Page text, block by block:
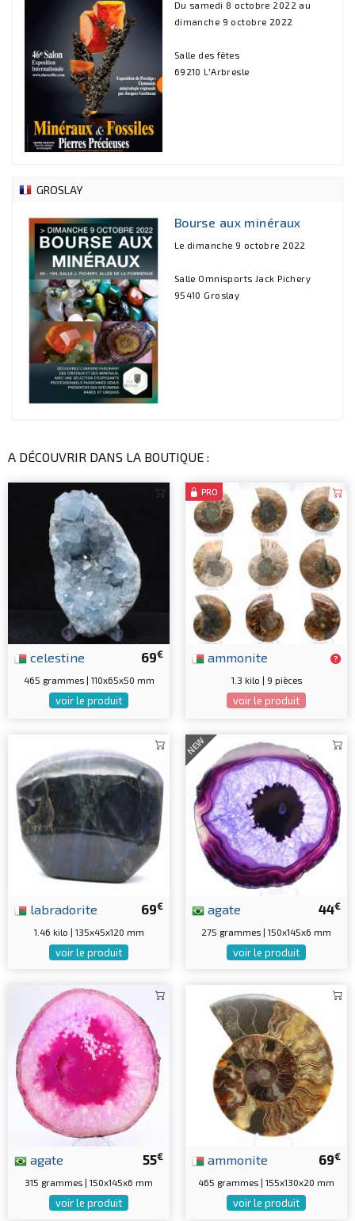
Du samedi 8 octobre 2022 au
dimanche 9 octobre 2022
Salle des fêtes
69210 L'Arbresle
GROSLAY
Bourse aux minéraux
Le dimanche 9 octobre 2022
Salle Omnisports Jack Pichery
95410 Groslay
A DÉCOUVRIR DANS LA BOUTIQUE :
69€
celestine
465 grammes | 110x65x50 mm
voir le produit
PRO
ammonite
1.3 kilo | 9 pièces
voir le produit
69€
labradorite
1.46 kilo | 135x45x120 mm
voir le produit
NEW
44€
agate
275 grammes | 150x145x6 mm
voir le produit
55€
agate
315 grammes | 150x145x6 mm
voir le produit
69€
ammonite
465 grammes | 155x130x20 mm
voir le produit